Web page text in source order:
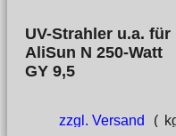
UV-Strahler u.a. für
AliSun N 250-Watt
GY 9,5
zzgl. Versand